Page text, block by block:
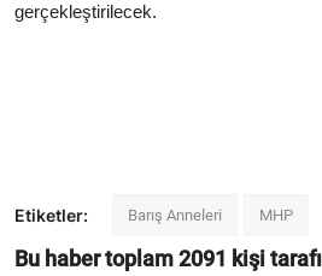
gerçekleştirilecek.
Etiketler: Barış Anneleri MHP
Bu haber toplam2091 kişi